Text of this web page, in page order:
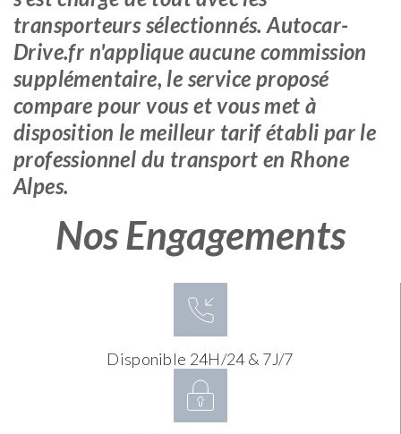
transporteurs sélectionnés. Autocar-
Drive.fr n'applique aucune commission
supplémentaire, le service proposé
compare pour vous et vous met à
disposition le meilleur tarif établi par le
professionnel du transport en Rhone
Alpes.
Nos Engagements
Disponible 24H/24 & 7J/7